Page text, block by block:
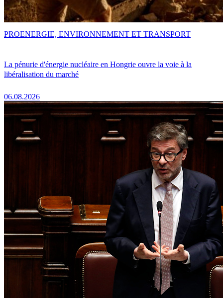
La pénurie d'énergie nucléaire en Hongrie ouvre la voie à la
libéralisation du marché
06.08.2026
PROENERGIE, ENVIRONNEMENT ET TRANSPORT